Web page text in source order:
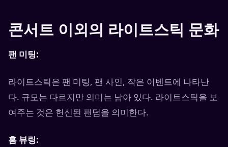
콘서트 이외의 라이트스틱 문화
팬 미팅:
라이트스틱은 팬 미팅, 팬 사인, 작은 이벤트에 나타난
다. 규모는 다르지만 의미는 남아 있다. 라이트스틱을 보
여주는 것은 헌신된 팬덤을 의미한다.
홈 뷰링: